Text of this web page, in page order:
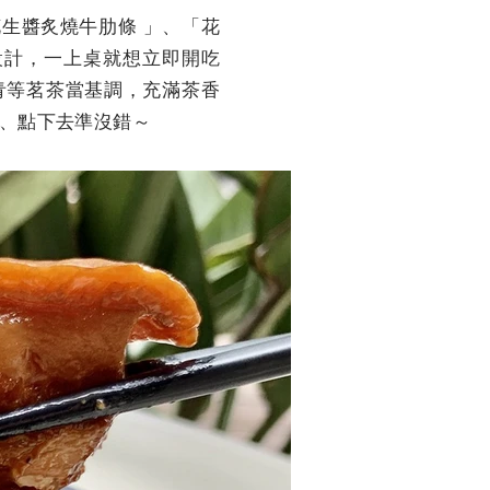
醬炙燒牛肋條 」、「花
，一上桌就想立即開吃
茗茶當基調，充滿茶香
點下去準沒錯～